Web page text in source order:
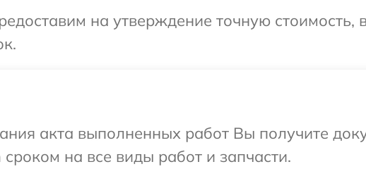
на утверждение точную стоимость,
акта выполненных работ Вы получите
на все виды работ и запчасти.